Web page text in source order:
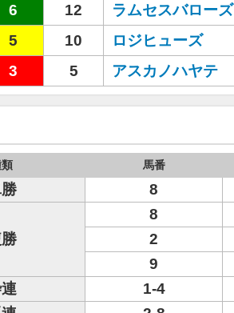
6 12 ラムセスバローズ
5 10 ロジヒューズ
3 5 アスカノハヤテ
馬番
8
8
2
9
1-4